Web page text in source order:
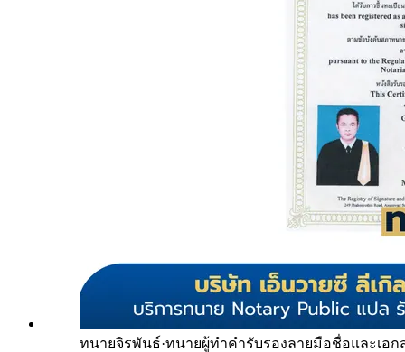
ทนายจิรพันธ์·ทนายผู้ทำคำรับรองลายมือชื่อและเอก